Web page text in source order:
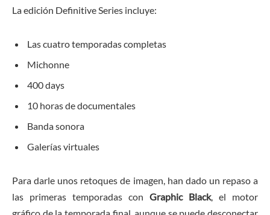
La edición Definitive Series incluye:
Las cuatro temporadas completas
Michonne
400 days
10 horas de documentales
Banda sonora
Galerías virtuales
Para darle unos retoques de imagen, han dado un repaso a
las primeras temporadas con Graphic Black, el motor
gráfico de la temporada final, aunque se puede desconectar